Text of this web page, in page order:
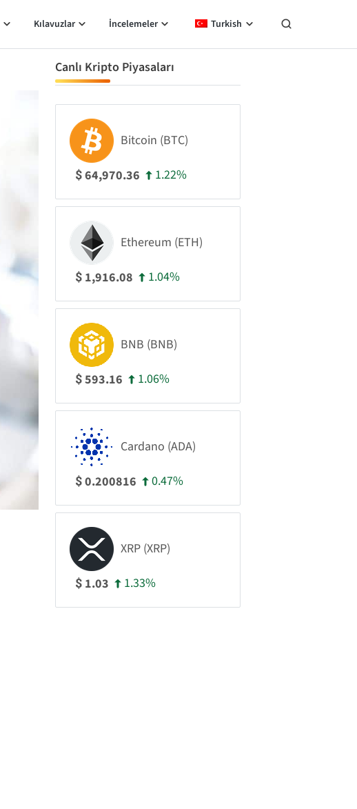
Kılavuzlar İncelemeler Turkish
Canlı Kripto Piyasaları
Bitcoin (BTC)
$64,970.36 1.22%
Ethereum (ETH)
$ 1,916.08 1.04%
BNB (BNB)
$593.16 1.06%
Cardano (ADA)
$0.200816 0.47%
XRP (XRP)
$ 1.03 1.33%